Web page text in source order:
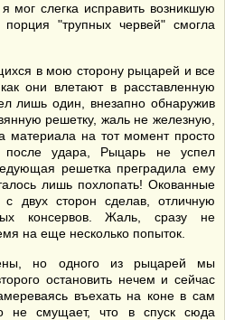
мог слегка исправить возникшую
порция "трупных червей" смогла
в мою сторону рыцарей и все
они влетают в расставленную
лишь один, внезапно обнаружив
решетку, жаль не железную,
материала на тот момент просто
удара, Рыцарь не успел
решетка преградила ему
лишь похлопать! Окованные
двух сторон сделав, отличную
консервов. Жаль, сразу не
на еще несколько попыток.
но одного из рыцарей мы
остановить нечем и сейчас
въехать на коне в сам
не смущает, что в спуск сюда